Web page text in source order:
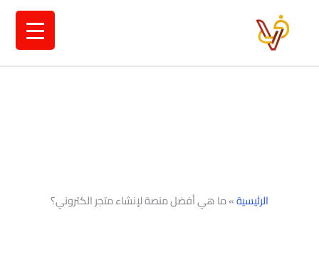
الرئيسية»ما هي أفضل منصة لإنشاء متجر الكتروني؟